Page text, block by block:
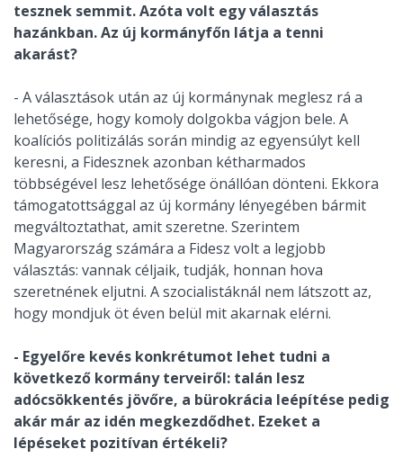
tesznek semmit. Azóta volt egy választás
hazánkban. Az új kormányfőn látja a tenni
akarást?
- A választások után az új kormánynak meglesz rá a
lehetősége, hogy komoly dolgokba vágjon bele. A
koalíciós politizálás során mindig az egyensúlyt kell
keresni, a Fidesznek azonban kétharmados
többségével lesz lehetősége önállóan dönteni. Ekkora
támogatottsággal az új kormány lényegében bármit
megváltoztathat, amit szeretne. Szerintem
Magyarország számára a Fidesz volt a legjobb
választás: vannak céljaik, tudják, honnan hova
szeretnének eljutni. A szocialistáknál nem látszott az,
hogy mondjuk öt éven belül mit akarnak elérni.
- Egyelőre kevés konkrétumot lehet tudni a
következő kormány terveiről: talán lesz
adócsökkentés jövőre, a bürokrácia leépítése pedig
akár már az idén megkezdődhet. Ezeket a
lépéseket pozitívan értékeli?